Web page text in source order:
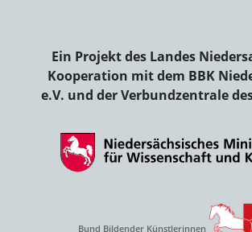
Ein Projekt des Landes
Kooperation mit dem BBK
e.V. und der Verbundzentrale des
Bund Bildender Künstlerinnen